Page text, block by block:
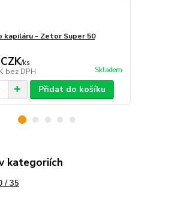
kapiláru - Zetor Super 50
/ks
bez DPH Skladem
Přidat do košíku
kategoriích
/ 35